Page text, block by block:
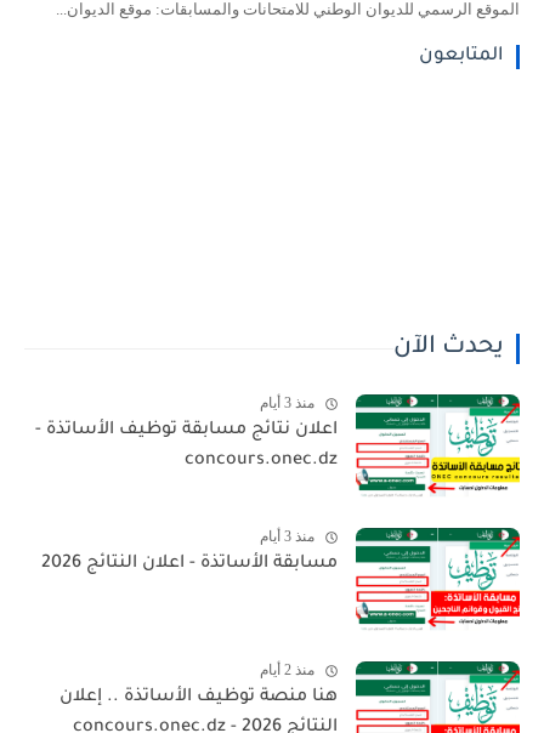
الموقع الرسمي للديوان الوطني للامتحانات والمسابقات: موقع الديوان...
المتابعون
يحدث الآن
منذ 3 أيام
اعلان نتائج مسابقة توظيف الأساتذة -
concours.onec.dz
منذ 3 أيام
مسابقة الأساتذة - اعلان النتائج 2026
منذ 2 أيام
هنا منصة توظيف الأساتذة .. إعلان
النتائج 2026 - concours.onec.dz